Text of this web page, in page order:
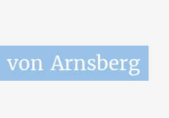
von Arnsberg